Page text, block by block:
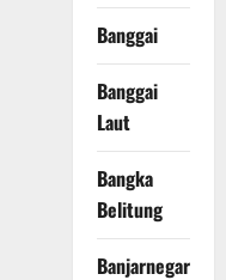
Banggai
Banggai
Laut
Bangka
Belitung
Banjarnegara